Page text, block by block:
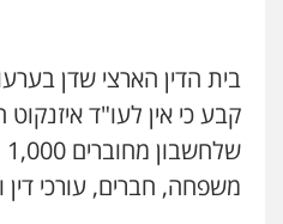
בית הדין הארצי שדן
קבע כי אין לעו"ד
משפחה, חברים, עורכי דין